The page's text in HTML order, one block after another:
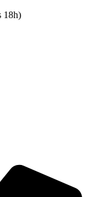
18h)